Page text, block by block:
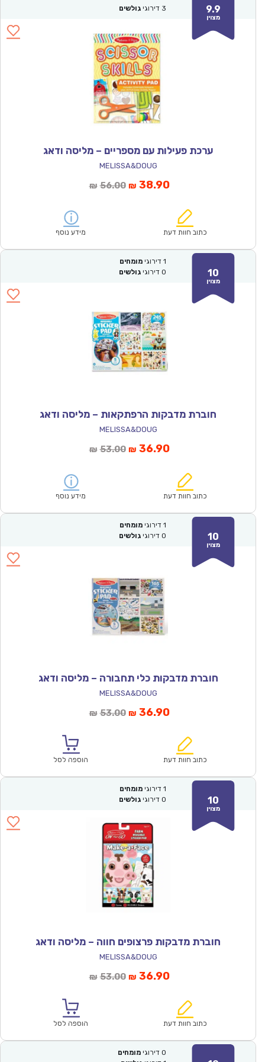
9.9
מצוין
3 דירוגי גולשים
ערכת פעילות עם מספריים – מליסה ודאג
MELISSA&DOUG
₪ 56.00המחיר
₪56.00.
₪ 38.90המחיר
הוא:
כתוב חוות דעת מידע נוסף
10
מצוין
1 דירוגי מומחים
0 דירוגי גולשים
חוברת מדבקות הרפתקאות – מליסה ודאג
MELISSA&DOUG
₪ 53.00המחיר
₪53.00.
₪ 36.90המחיר
הוא:
כתוב חוות דעת מידע נוסף
10
מצוין
1 דירוגי מומחים
0 דירוגי גולשים
חוברת מדבקות כלי תחבורה – מליסה ודאג
MELISSA&DOUG
₪ 53.00המחיר
₪53.00.
₪ 36.90המחיר
הוא:
כתוב חוות דעת הוספה לסל
10
מצוין
1 דירוגי מומחים
0 דירוגי גולשים
חוברת מדבקות פרצופים חווה – מליסה ודאג
MELISSA&DOUG
₪ 53.00המחיר
₪53.00.
₪ 36.90המחיר
הוא:
כתוב חוות דעת הוספה לסל
0 דירוגי מומחים